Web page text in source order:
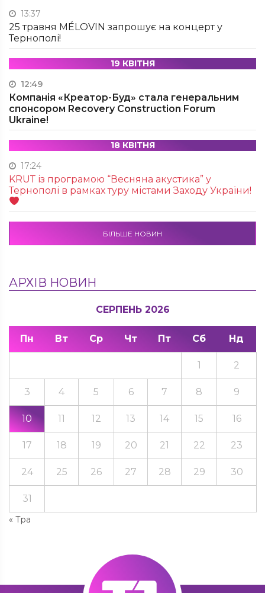
13:37
25 травня MÉLOVIN запрошує на концерт у
Тернополі!
19 КВІТНЯ
12:49
Компанія «Креатор-Буд» стала генеральним
спонсором Recovery Construction Forum
Ukraine!
18 КВІТНЯ
17:24
KRUТ із програмою “Весняна акустика” у
Тернополі в рамках туру містами Заходу України!
БІЛЬШЕ НОВИН
АРХІВ НОВИН
СЕРПЕНЬ 2026
Пн Вт Ср Чт Пт Сб Нд
« Тра
1 2
3 4 5 6 7 8 9
10 11 12 13 14 15 16
17 18 19 20 21 22 23
24 25 26 27 28 29 30
31